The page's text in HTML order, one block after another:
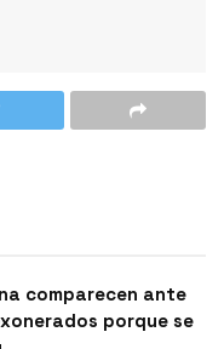
comparecen ante
porque se